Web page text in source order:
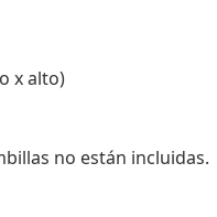
x alto)
no están incluidas.